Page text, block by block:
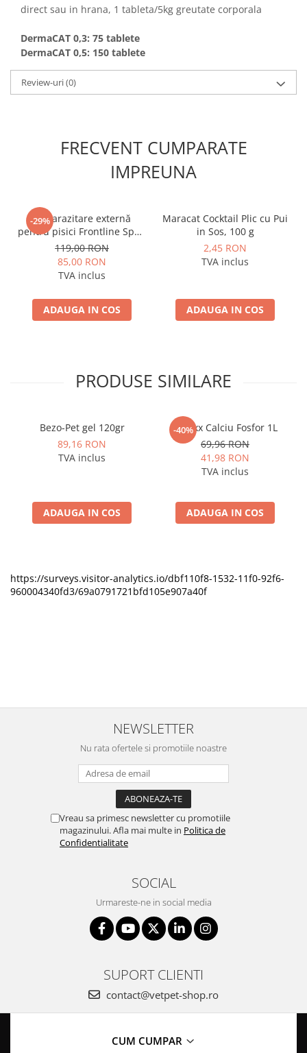
direct sau in hrana, 1 tableta/5kg greutate corporala
DermaCAT 0,3: 75 tablete
DermaCAT 0,5: 150 tablete
Review-uri(0)
FRECVENT CUMPARATE
IMPREUNA
-29%
Deparazitare externă
pentru pisici Frontline Spot-
On Cat - cutie cu 3 pipete
119,00 RON
85,00 RON
TVA inclus
ADAUGA IN COS
Maracat Cocktail Plic cu Pui
in Sos, 100 g
2,45 RON
TVA inclus
ADAUGA IN COS
PRODUSE SIMILARE
Bezo-Pet gel 120gr
89,16 RON
TVA inclus
ADAUGA IN COS
-40%
Vetexx Calciu Fosfor 1L
69,96 RON
41,98 RON
TVA inclus
ADAUGA IN COS
https://surveys.visitor-analytics.io/dbf110f8-1532-11f0-92f6-
960004340fd3/69a0791721bfd105e907a40f
NEWSLETTER
Nu rata ofertele si promotiile noastre
Vreau sa primesc newsletter cu promotiile
magazinului. Afla mai multe in Politica de
Confidentialitate
SOCIAL
Urmareste-ne in social media
SUPORT CLIENTI
contact@vetpet-shop.ro
CUM CUMPAR